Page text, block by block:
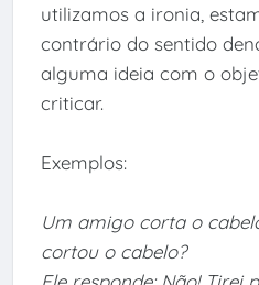
utilizamos a ironia,
contrário do sentido
alguma ideia com o
criticar.
Exemplos:
Um amigo corta o
cortou o cabelo?